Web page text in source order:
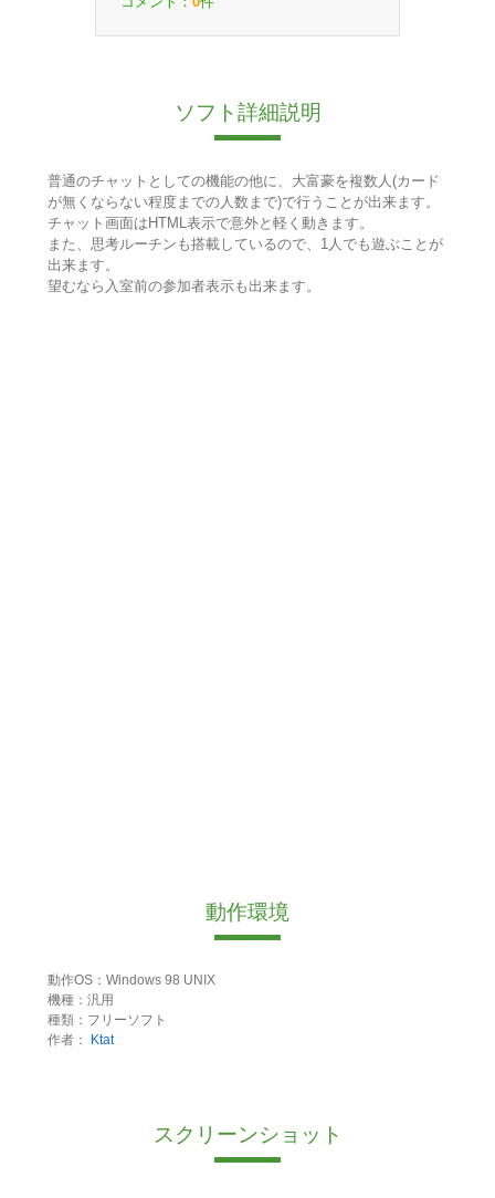
ソフト詳細説明
普通のチャットとしての機能の他に、大富豪を複数人(カード
が無くならない程度までの人数まで)で行うことが出来ます。
チャット画面はHTML表示で意外と軽く動きます。
また、思考ルーチンも搭載しているので、1人でも遊ぶことが
出来ます。
望むなら入室前の参加者表示も出来ます。
動作環境
動作OS：Windows 98 UNIX
機種：汎用
種類：フリーソフト
作者：
Ktat
スクリーンショット